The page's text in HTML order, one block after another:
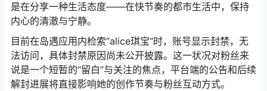
是在分享一种生活态度——在快节奏的都市生活中，保持
内心的清澈与宁静。
目前在岛遇应用内检索“alice琪宝”时，账号显示封禁，无
法访问，具体封禁原因尚未公开披露。这一状况对粉丝来
说是一个短暂的“留白”与关注的焦点，平台端的公告和后续
解封进展将直接影响她的创作节奏与粉丝互动方式。